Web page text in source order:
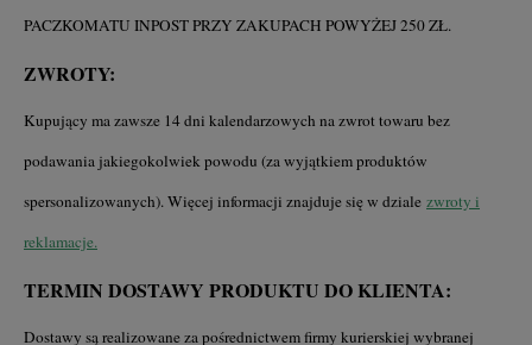
PACZKOMATU INPOST PRZY ZAKUPACH POWYŻEJ 250 ZŁ.
ZWROTY:
Kupujący ma zawsze 14 dni kalendarzowych na zwrot towaru bez
podawania jakiegokolwiek powodu (za wyjątkiem produktów
spersonalizowanych). Więcej informacji znajduje się w dziale zwroty i
reklamacje.
TERMIN DOSTAWY PRODUKTU DO KLIENTA:
Dostawy są realizowane za pośrednictwem firmy kurierskiej wybranej